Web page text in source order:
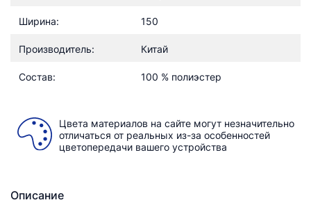
Ширина: 150
Производитель: Китай
Состав: 100 % полиэстер
Цвета материалов на сайте могут незначительно
отличаться от реальных из-за особенностей
цветопередачи вашего устройства
Описание